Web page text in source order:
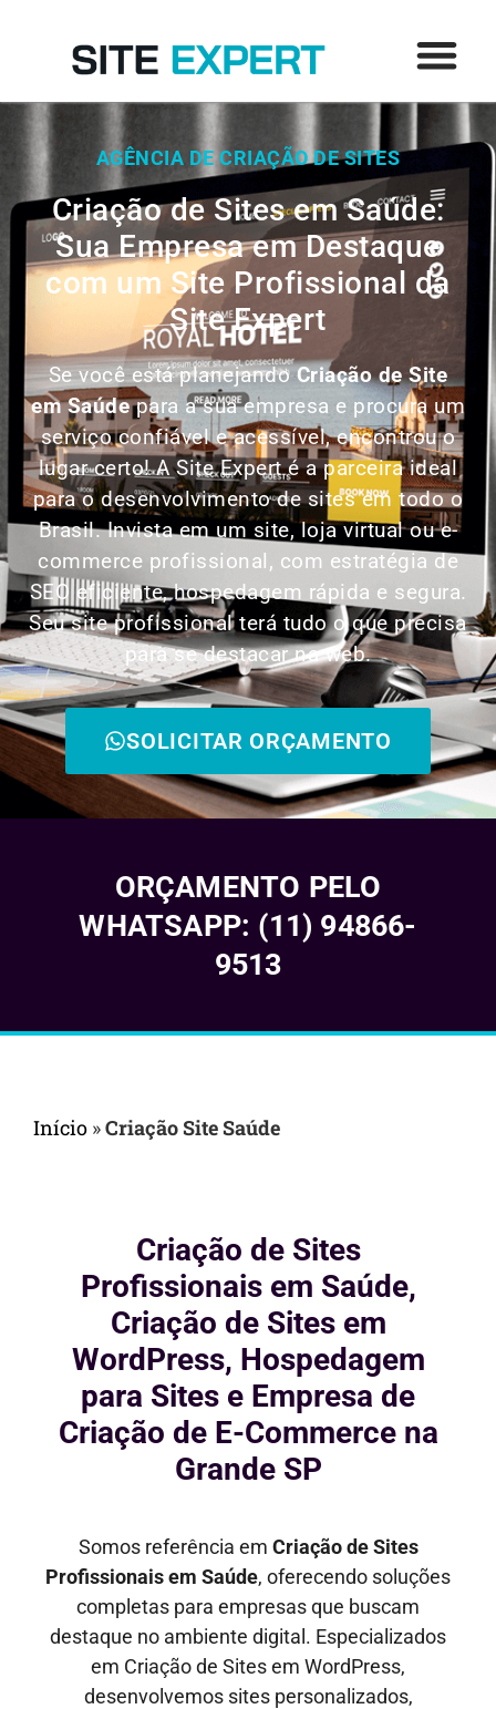
AGÊNCIA DE CRIAÇÃO DE SITES
Criação de Sites em Saúde:
Sua Empresa em Destaque
com um Site Profissional da
Site Expert
Se você está planejandoCriação de Site
emSaúdepara a sua empresa e procura um
serviço confiável e acessível, encontrou o
lugar certo! A Site Expert é a parceira ideal
para o desenvolvimento de sites em todo o
Brasil. Invista em um site, loja virtual ou e-
commerce profissional, com estratégia de
SEO eficiente, hospedagem rápida e segura.
Seu site profissional terá tudo o que precisa
para se destacar na web.
SOLICITAR ORÇAMENTO
ORÇAMENTO PELO
WHATSAPP: (11) 94866-
9513
Início »Criação Site Saúde
Criação de Sites
Profissionais em Saúde,
Criação de Sites em
WordPress, Hospedagem
para Sites e Empresa de
Criação de E-Commerce na
Grande SP
Somos referência em Criação de Sites
Profissionais em Saúde, oferecendo soluções
completas para empresas que buscam
destaque no ambiente digital. Especializados
em Criação de Sites em WordPress,
desenvolvemos sites personalizados,